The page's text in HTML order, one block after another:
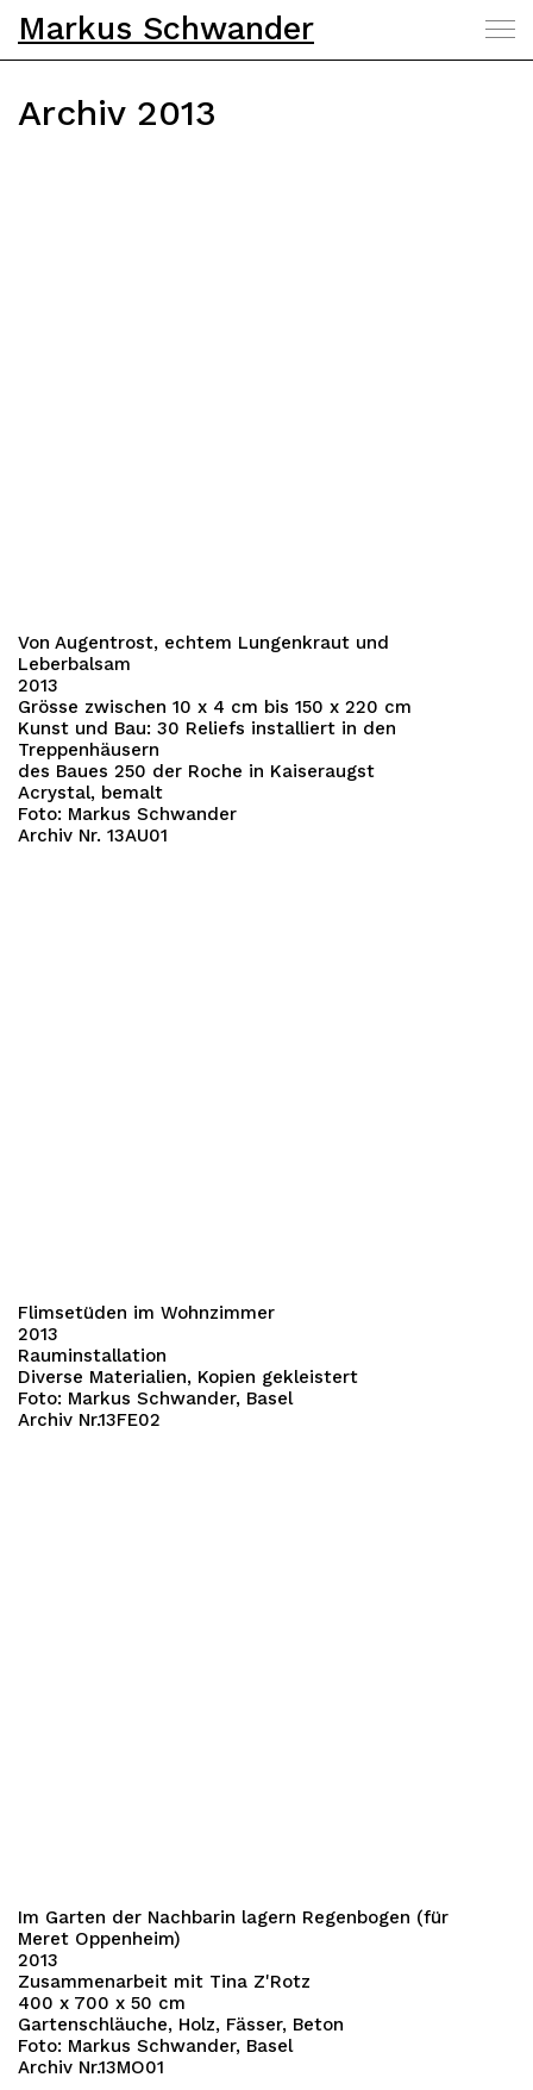
Markus Schwander
Archiv 2013
Von Augentrost, echtem Lungenkraut und
Leberbalsam
2013
Grösse zwischen 10 x 4 cm bis 150 x 220 cm
Kunst und Bau: 30 Reliefs installiert in den
Treppenhäusern
des Baues 250 der Roche in Kaiseraugst
Acrystal, bemalt
Foto: Markus Schwander
Archiv Nr. 13AU01
Flimsetüden im Wohnzimmer
2013
Rauminstallation
Diverse Materialien, Kopien gekleistert
Foto: Markus Schwander, Basel
Archiv Nr.13FE02
Im Garten der Nachbarin lagern Regenbogen (für
Meret Oppenheim)
2013
Zusammenarbeit mit Tina Z'Rotz
400 x 700 x 50 cm
Gartenschläuche, Holz, Fässer, Beton
Foto: Markus Schwander, Basel
Archiv Nr.13MO01